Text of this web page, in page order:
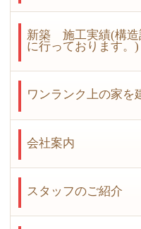
新築 施工実績(構造
に行っております
ワンランク上の家を
会社案内
スタッフのご紹介